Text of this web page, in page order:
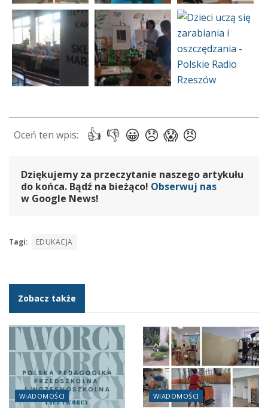
Dziękujemy za przeczytanie naszego artykułu
do końca. Bądź na bieżąco! Obserwuj nas
w Google News!
Tagi: EDUKACJA
Zobacz także
WIADOMOŚCI WIADOMOŚCI